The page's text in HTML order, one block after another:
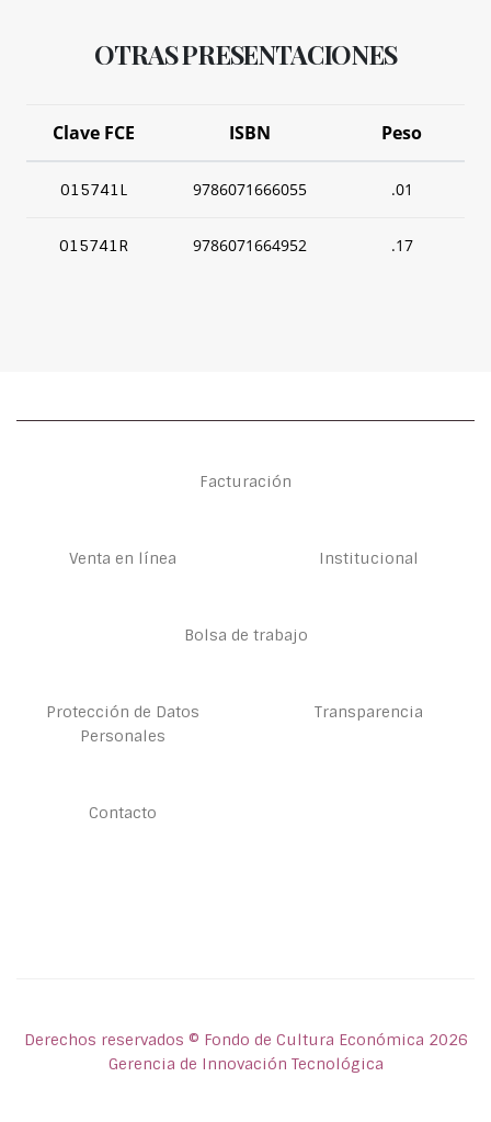
OTRAS PRESENTACIONES
Clave FCE ISBN Peso
015741L 9786071666055 .01
015741R 9786071664952 .17
Facturación
Venta en línea Institucional
Bolsa de trabajo
Protección de Datos
Personales
Transparencia
Contacto
Derechos reservados © Fondo de Cultura Económica 2026
Gerencia de Innovación Tecnológica